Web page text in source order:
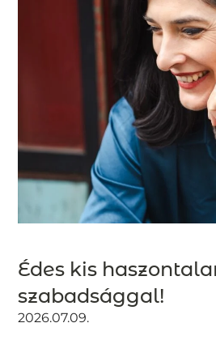
Édes kis
szabadsággal!
2026.07.09.